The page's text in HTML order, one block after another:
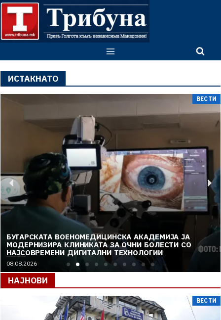
ИСТАКНАТО
ВЕСТИ
БУГАРСКАТА ВОЕНОМЕДИЦИНСКА АКАДЕМИЈА ЈА
МОДЕРНИЗИРА КЛИНИКАТА ЗА ОЧНИ БОЛЕСТИ СО
НАЈСОВРЕМЕНИ ДИГИТАЛНИ ТЕХНОЛОГИИ
08.08.2026
НАЈНОВИ
ВЕСТИ